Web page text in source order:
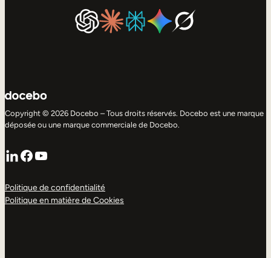
Copyright © 2026 Docebo – Tous droits réservés. Docebo est une marque
déposée ou une marque commerciale de Docebo.
LinkedIn
Facebook
YouTube
Politique de confidentialité
Politique en matière de Cookies